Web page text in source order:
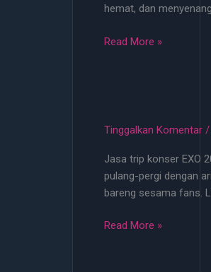
di
Terdekat
hemat, dan
Jasa
Maret
Mulai
200
Ribu
Read More »
Tinggalkan Komentar /
Jasa trip konser EXO
pulang-pergi dengan
bareng sesama fans.
Jasa
Read More »